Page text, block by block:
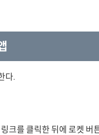
다.
크를 클릭한 뒤에 로켓